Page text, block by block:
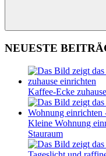
NEUESTE
Kaffee-Ecke
Kleine Wohnung
Stauraum